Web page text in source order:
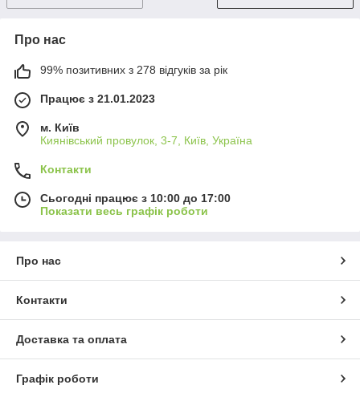
Про нас
99% позитивних з 278 відгуків за рік
Працює з 21.01.2023
м. Київ
Киянівський провулок, 3-7, Київ, Україна
Контакти
Сьогодні працює з 10:00 до 17:00
Показати весь графік роботи
Про нас
Контакти
Доставка та оплата
Графік роботи